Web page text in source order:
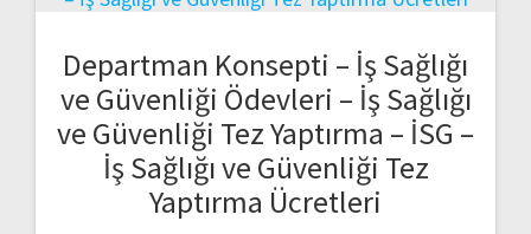
Departman Konsepti – İş Sağlığı
ve Güvenliği Ödevleri – İş Sağlığı
ve Güvenliği Tez Yaptırma – İSG –
İş Sağlığı ve Güvenliği Tez
Yaptırma Ücretleri